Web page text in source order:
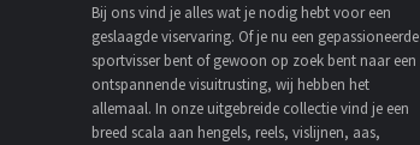
Bij ons vind je alles wat je nodig hebt voor een
geslaagde viservaring. Of je nu een gepassioneerde
sportvisser bent of gewoon op zoek bent naar een
ontspannende visuitrusting, wij hebben het
allemaal. In onze uitgebreide collectie vind je een
breed scala aan hengels, reels, vislijnen, aas,